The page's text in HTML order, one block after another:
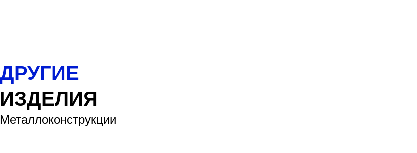
ДРУГИЕ
ИЗДЕЛИЯ
Металлоконструкции